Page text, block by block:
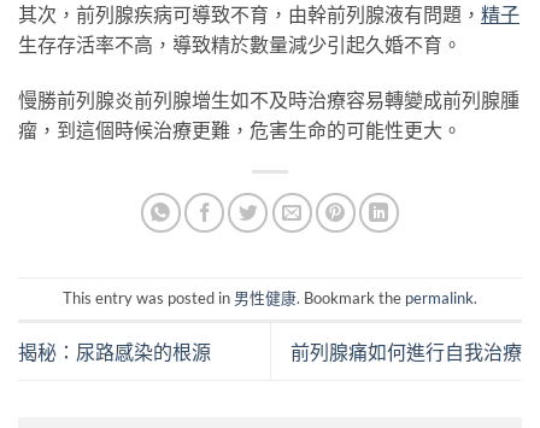
其次，前列腺疾病可導致不育，由幹前列腺液有問題， 精子
生存存活率不高，導致精於數量減少引起久婚不育。
慢勝前列腺炎前列腺增生如不及時治療容易轉變成前列腺腫
瘤，到這個時候治療更難，危害生命的可能性更大。
This entry was posted in 男性健康. Bookmark the permalink.
揭秘：尿路感染的根源 前列腺痛如何進行自我治療